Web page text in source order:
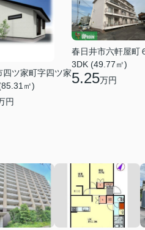
四ツ家町字四ツ家
㎡)
円
春日井市六軒屋町
3DK (49.77㎡)
5.25万円